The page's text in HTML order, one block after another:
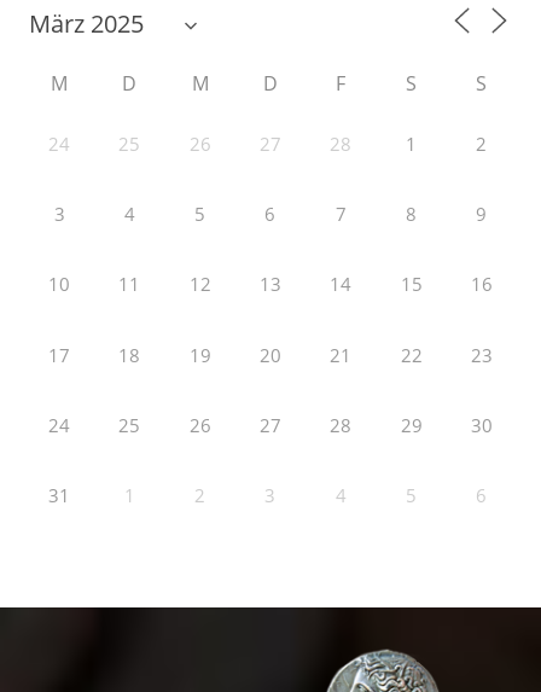
M D M D F S S
24 25 26 27 28 1 2
3 4 5 6 7 8 9
10 11 12 13 14 15 16
17 18 19 20 21 22 23
24 25 26 27 28 29 30
31 1 2 3 4 5 6